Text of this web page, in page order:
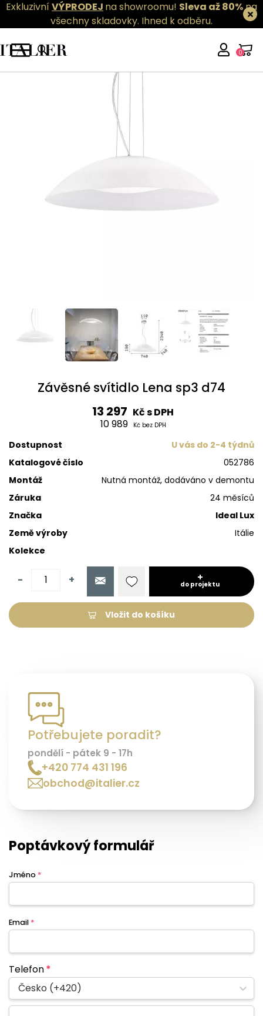
ExkluzivníVÝPRODEJ na showroomu! Sleva až 80%na
všechny skladovky. Ihned k odběru.
0
Závěsné svítidlo Lena sp3 d74
13 297 Kč s DPH
10 989
Kč bez DPH
Dostupnost
U vás do 2-4 týdnů
Katalogové číslo
052786
Montáž
Nutná montáž, dodáváno v demontu
Záruka
24 měsíců
Značka
Ideal Lux
Země výroby
Itálie
Kolekce
- +
Vložit do košíku
do projektu
Potřebujete poradit?
pondělí - pátek 9 - 17h
+420 774 431 196
obchod@italier.cz
Poptávkový formulář
Jméno *
Email *
Telefon*
Česko (+420)